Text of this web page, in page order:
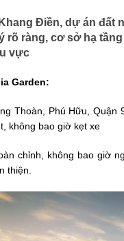
Điền, dự án đất
rõ ràng, cơ sở hạ
vực
Garden:
Thoàn, Phú Hữu, Quận
không bao giờ kẹt xe
chỉnh, không bao giờ
thiện.